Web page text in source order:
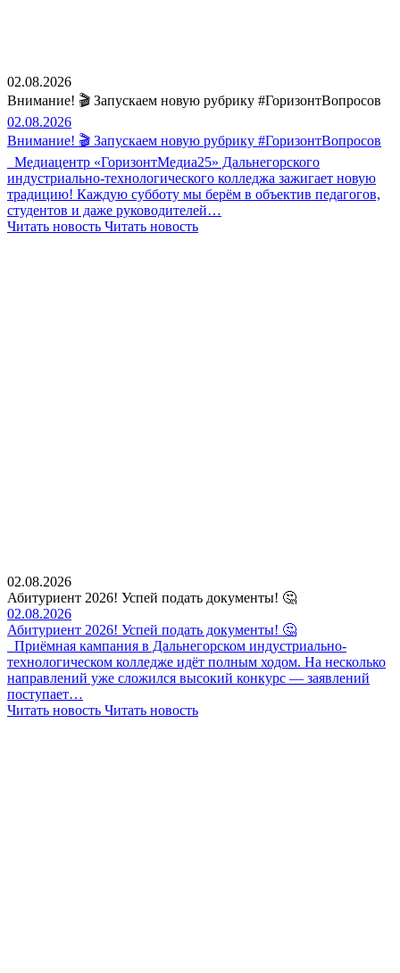
02.08.2026
Внимание! 🎬 Запускаем новую рубрику #ГоризонтВопросов
02.08.2026
Внимание! 🎬 Запускаем новую рубрику #ГоризонтВопросов
Медиацентр «ГоризонтМедиа25» Дальнегорского
индустриально-технологического колледжа зажигает новую
традицию! Каждую субботу мы берём в объектив педагогов,
студентов и даже руководителей…
Читать новость Читать новость
02.08.2026
Абитуриент 2026! Успей подать документы! 🤔
02.08.2026
Абитуриент 2026! Успей подать документы! 🤔
Приёмная кампания в Дальнегорском индустриально-
технологическом колледже идёт полным ходом. На несколько
направлений уже сложился высокий конкурс — заявлений
поступает…
Читать новость Читать новость